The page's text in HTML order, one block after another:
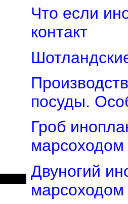
Что если
контакт
посуды.
Гроб
марсоходом
Двуногий
марсоходом